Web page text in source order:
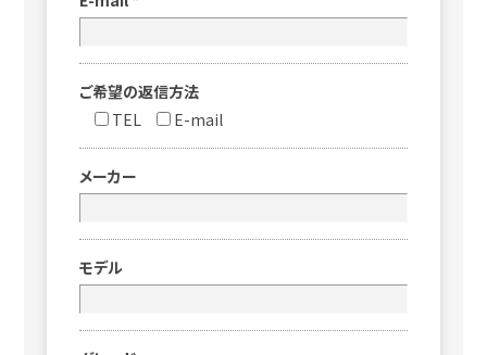
ご希望の返信方法
TEL
E-mail
メーカー
モデル